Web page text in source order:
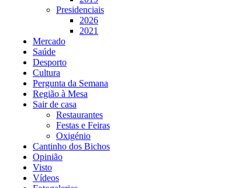
Presidenciais
2026
2021
Mercado
Saúde
Desporto
Cultura
Pergunta da Semana
Região à Mesa
Sair de casa
Restaurantes
Festas e Feiras
Oxigénio
Cantinho dos Bichos
Opinião
Visto
Vídeos